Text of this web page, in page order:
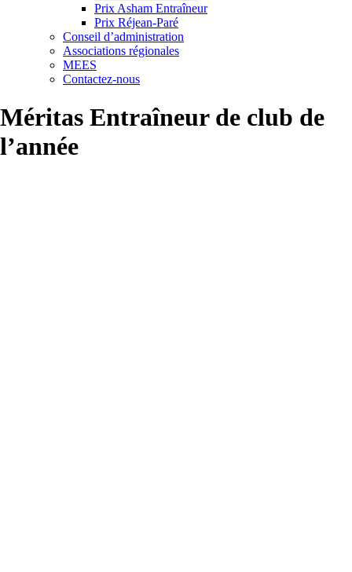
Prix Asham Entraîneur
Prix Réjean-Paré
Conseil d’administration
Associations régionales
MEES
Contactez-nous
Méritas Entraîneur de club de
l’année